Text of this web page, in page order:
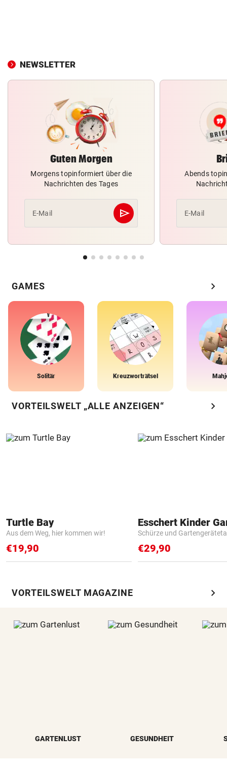
NEWSLETTER
Guten Morgen
Morgens topinformiert über die
Nachrichten des Tages
E-Mail send
Abschicken
Abends
E-Mail
GAMES chevron_right
Solitär Kreuzworträtsel
VORTEILSWELT „ALLE ANZEIGEN“ chevron_right
Turtle Bay
Aus dem Weg, hier kommen wir!
€19,90
Schürze und
€29,90
VORTEILSWELT MAGAZINE chevron_right
GARTENLUST GESUNDHEIT